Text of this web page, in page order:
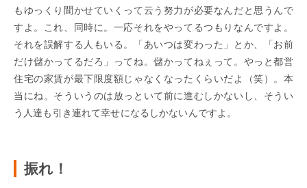
もゆっくり聞かせていくって云う努力が必要なんだと思うんで
すよ。これ、同時に。一応それをやってるつもりなんですよ。
それを誤解する人もいる。「あいつは変わった」とか、「お前
だけ儲かってるだろ」ってね。儲かってねぇって。やっと都営
住宅の家賃が最下限度額じゃなくなったくらいだよ（笑）。本
当にね。そういうのは放っといて前に進むしかないし、そうい
う人達も引き連れて幸せになるしかないんですよ。
振れ！